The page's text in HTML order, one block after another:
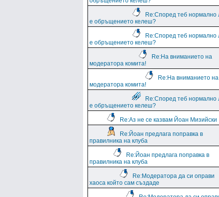
Re:Според теб нормално
е обръщението келеш?
Re:Според теб нормално
е обръщението келеш?
Re:На вниманието на
модератора комита!
Re:На вниманието на
модератора комита!
Re:Според теб нормално
е обръщението келеш?
Re:Аз не се казвам Йоан Мизийски
Re:Йоан предлага поправка в
правилника на клуба
Re:Йоан предлага поправка в
правилника на клуба
Re:Модератора да си оправи
хаоса който сам създаде